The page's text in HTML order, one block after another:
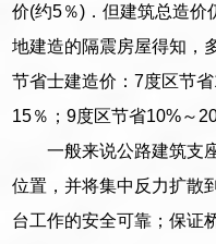
价(约5％)．但建筑总造价
地建造的隔震房屋得知，
节省士建造价：7度区节
15％；9度区节省10%～
一般来说公路建筑支
位置，并将集中反力扩散
台工作的安全可靠；保证